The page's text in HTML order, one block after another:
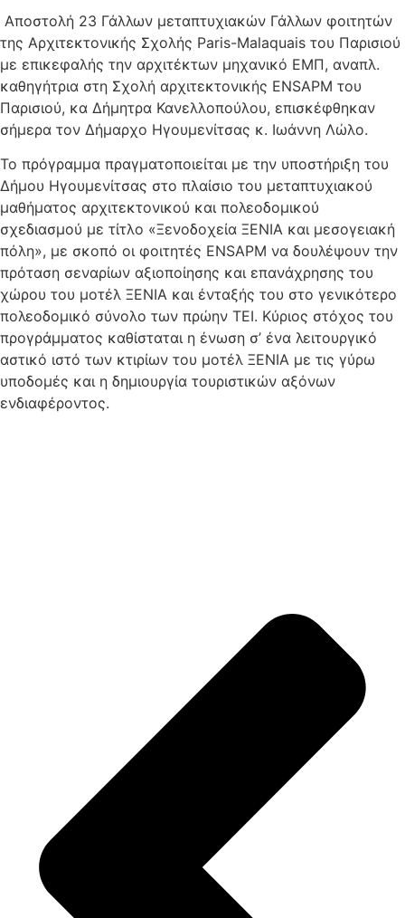
Αποστολή 23 Γάλλων μεταπτυχιακών Γάλλων φοιτητών
της Αρχιτεκτονικής Σχολής Paris-Malaquais του Παρισιού
με επικεφαλής την αρχιτέκτων μηχανικό ΕΜΠ, αναπλ.
καθηγήτρια στη Σχολή αρχιτεκτονικής ENSAPM του
Παρισιού, κα Δήμητρα Κανελλοπούλου, επισκέφθηκαν
σήμερα τον Δήμαρχο Ηγουμενίτσας κ. Ιωάννη Λώλο.
Το πρόγραμμα πραγματοποιείται με την υποστήριξη του
Δήμου Ηγουμενίτσας στο πλαίσιο του μεταπτυχιακού
μαθήµατος αρχιτεκτονικού και πολεοδομικού
σχεδιασµού µε τίτλο «Ξενοδοχεία ΞΕΝΙΑ και μεσογειακή
πόλη», με σκοπό οι φοιτητές ENSAPM να δουλέψουν την
πρόταση σεναρίων αξιοποίησης και επανάχρησης του
χώρου του μοτέλ ΞΕΝΙΑ και ένταξής του στο γενικότερο
πολεοδομικό σύνολο των πρώην ΤΕΙ. Κύριος στόχος του
προγράμματος καθίσταται η ένωση σ’ ένα λειτουργικό
αστικό ιστό των κτιρίων του μοτέλ ΞΕΝΙΑ με τις γύρω
υποδομές και η δημιουργία τουριστικών αξόνων
ενδιαφέροντος.